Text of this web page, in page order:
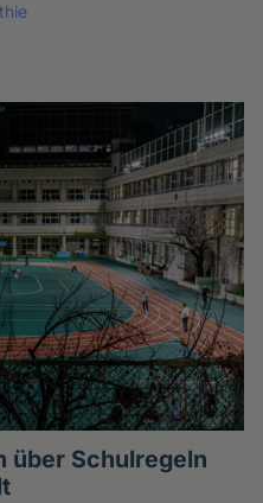
über Schulregeln